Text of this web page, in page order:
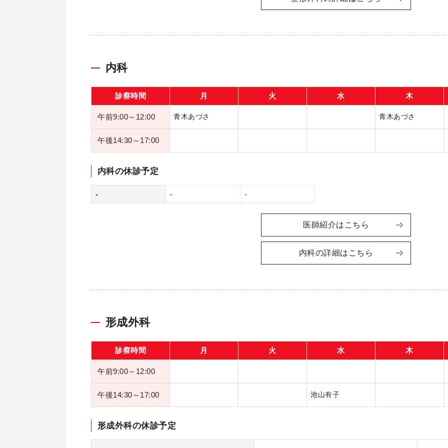
内科
診察時間 月 火 水 木
午前9:00～12:00 青木あづさ 青木あづさ
午後14:30～17:00
内科の休診予定
- - -
医師紹介はこちら
内科の詳細はこちら
形成外科
診察時間 月 火 水 木
午前9:00～12:00
午後14:30～17:00 池山有子
形成外科の休診予定